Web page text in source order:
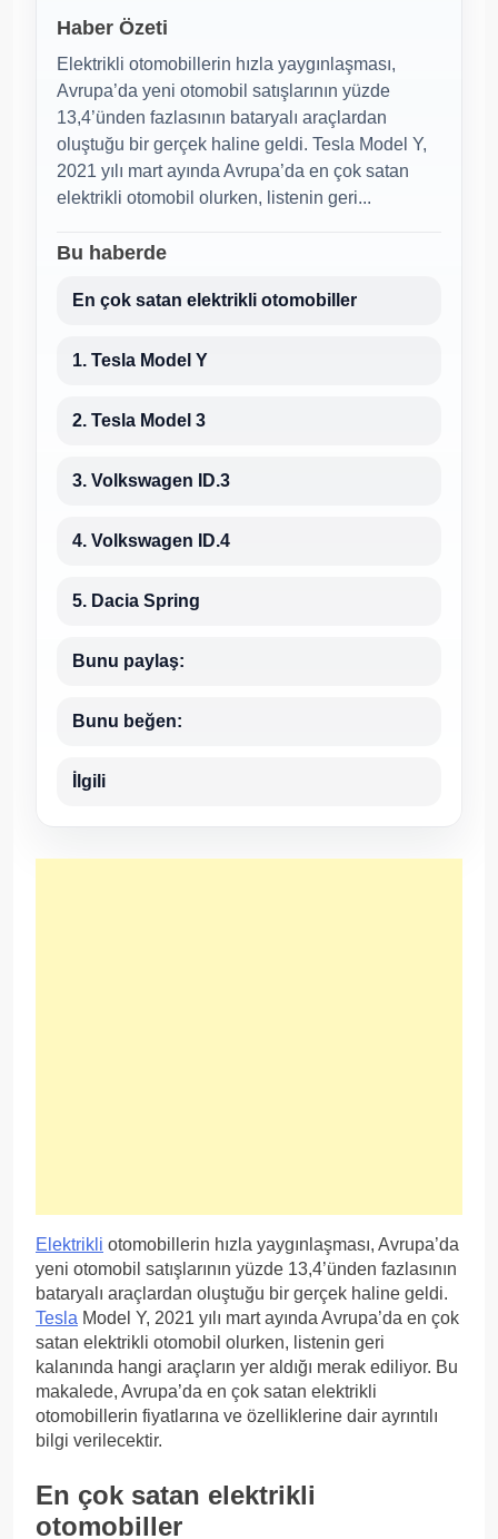
Haber Özeti
Elektrikli otomobillerin hızla yaygınlaşması,
Avrupa’da yeni otomobil satışlarının yüzde
13,4’ünden fazlasının bataryalı araçlardan
oluştuğu bir gerçek haline geldi. Tesla Model Y,
2021 yılı mart ayında Avrupa’da en çok satan
elektrikli otomobil olurken, listenin geri...
Bu haberde
En çok satan elektrikli otomobiller
1. Tesla Model Y
2. Tesla Model 3
3. Volkswagen ID.3
4. Volkswagen ID.4
5. Dacia Spring
Bunu paylaş:
Bunu beğen:
İlgili
Elektrikli otomobillerin hızla yaygınlaşması, Avrupa’da
yeni otomobil satışlarının yüzde 13,4’ünden fazlasının
bataryalı araçlardan oluştuğu bir gerçek haline geldi.
Tesla Model Y, 2021 yılı mart ayında Avrupa’da en çok
satan elektrikli otomobil olurken, listenin geri
kalanında hangi araçların yer aldığı merak ediliyor. Bu
makalede, Avrupa’da en çok satan elektrikli
otomobillerin fiyatlarına ve özelliklerine dair ayrıntılı
bilgi verilecektir.
En çok satan elektrikli
otomobiller